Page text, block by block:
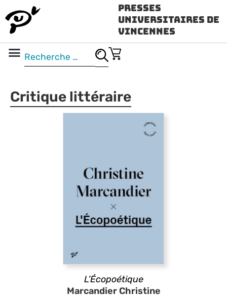
Presses
Universitaires de
Vincennes
Critique littéraire
L’Écopoétique
Marcandier Christine